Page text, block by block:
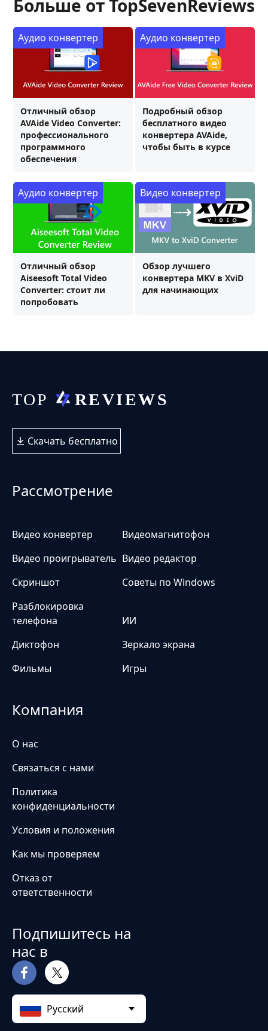
Больше от TopSevenReviews
Отличный обзор
AVAide Video Converter:
профессионального
программного
обеспечения
Аудио конвертер
Подробный обзор
бесплатного видео
конвертера AVAide,
чтобы быть в курсе
Аудио конвертер
Отличный обзор
Aiseesoft Total Video
Converter: стоит ли
попробовать
Аудио конвертер
Обзор лучшего
конвертера MKV в XviD
для начинающих
Видео конвертер
Скачать бесплатно
Рассмотрение
Видео конвертер
Видеомагнитофон
Видео проигрыватель Видео редактор
Скриншот
Советы по Windows
Разблокировка
телефона
ИИ
Диктофон
Зеркало экрана
Фильмы
Игры
Компания
О нас
Связаться с нами
Политика
конфиденциальности
Условия и положения
Как мы проверяем
Отказ от
ответственности
Подпишитесь на
нас в
Pусский